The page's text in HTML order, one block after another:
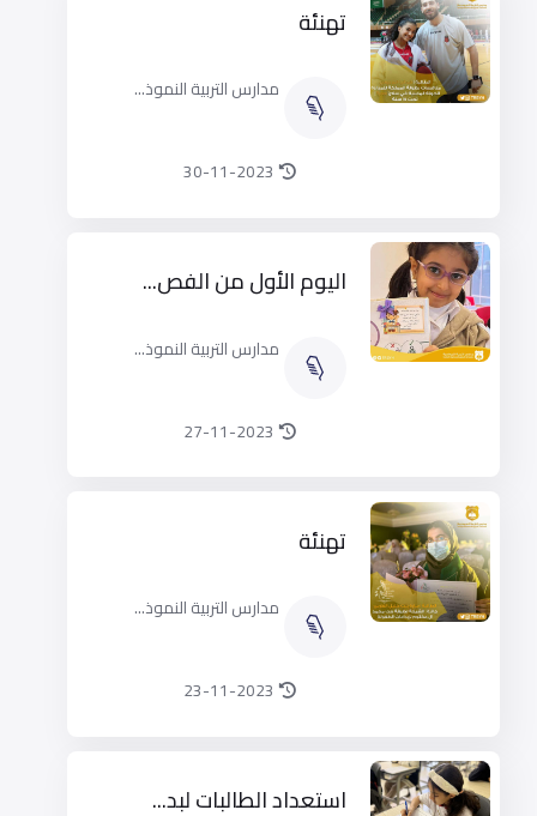
تهنئة
مدارس التربية النموذ...
30-11-2023
اليوم الأول من الفص...
مدارس التربية النموذ...
27-11-2023
تهنئة
مدارس التربية النموذ...
23-11-2023
استعداد الطالبات لبد...